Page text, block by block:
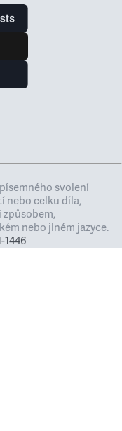
svolení
nebo celku díla,
nebo jiném jazyce.
1446